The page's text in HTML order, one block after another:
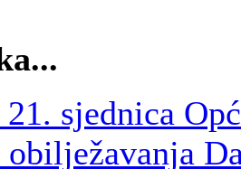
sjednica
obilježavanja